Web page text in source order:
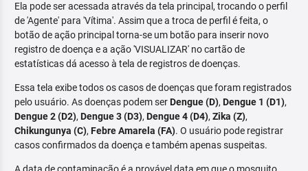
Ela pode ser acessada através da tela principal, trocando o perfil
de 'Agente' para 'Vítima'. Assim que a troca de perfil é feita, o
botão de ação principal torna-se um botão para inserir novo
registro de doença e a ação 'VISUALIZAR' no cartão de
estatísticas dá acesso à tela de registros de doenças.
Essa tela exibe todos os casos de doenças que foram registrados
pelo usuário. As doenças podem serDengue (D), Dengue 1 (D1),
Dengue 2 (D2), Dengue 3 (D3), Dengue 4 (D4), Zika (Z),
Chikungunya (C), Febre Amarela (FA). O usuário pode registrar
casos confirmados da doença e também apenas suspeitas.